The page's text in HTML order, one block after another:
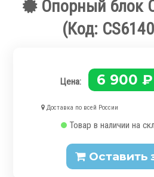
Ручные токарные патроны
Механизированные патроны
Опорный блок
(Код:
Цена: 6 900
Доставка по всей России
Товар в наличии на
Оставить